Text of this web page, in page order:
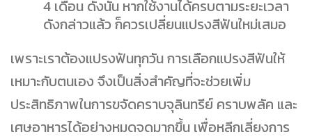
4 เดือน ดังนั้น หากใช้งานได้ครบตามระยะเวลา
ดังกล่าวแล้ว ก็ควรเปลี่ยนแปรงสีฟันใหม่เสมอ
เพราะเราต้องแปรงฟันทุกวัน การเลือกแปรงสีฟันให้
เหมาะกับตนเอง จึงเป็นสิ่งสำคัญที่จะช่วยเพิ่ม
ประสิทธิภาพในการขจัดคราบจุลินทรีย์ คราบพลัค และ
เศษอาหารได้อย่างหมดจดมากขึ้น เพื่อหลีกเลี่ยงการ